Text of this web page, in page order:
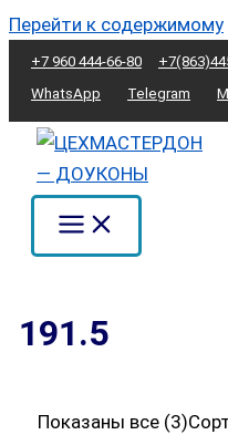
Перейти к содержимому
+7 960 444-66-80
WhatsApp
Telegram
191.5
Показаны все (3)